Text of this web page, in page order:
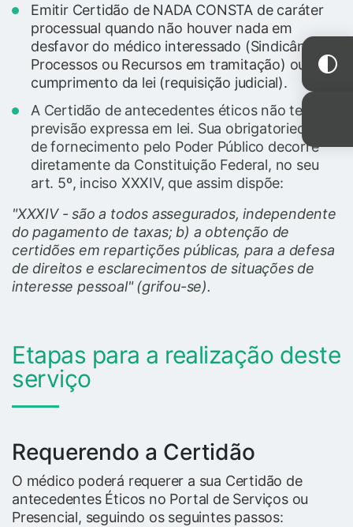
Emitir Certidão de NADA CONSTA de caráter
processual quando não houver nada em
desfavor do médico interessado (Sindicâncias,
Processos ou Recursos em tramitação) ou no
cumprimento da lei (requisição judicial).
A Certidão de antecedentes éticos não tem
previsão expressa em lei. Sua obrigatoriedade
de fornecimento pelo Poder Público decorre
diretamente da Constituição Federal, no seu
art. 5º, inciso XXXIV, que assim dispõe:
"XXXIV - são a todos assegurados, independente
do pagamento de taxas; b) a obtenção de
certidões em repartições públicas, para a defesa
de direitos e esclarecimentos de situações de
interesse pessoal" (grifou-se).
Etapas para a realização deste
serviço
Requerendo a Certidão
O médico poderá requerer a sua Certidão de
antecedentes Éticos no Portal de Serviços ou
Presencial, seguindo os seguintes passos: